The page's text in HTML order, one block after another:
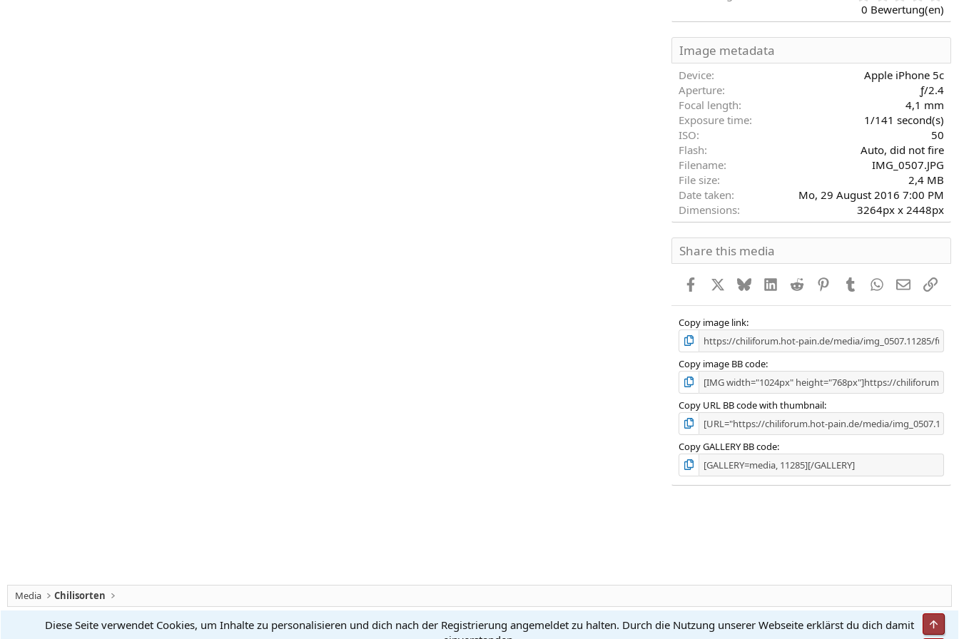
0
e
r
n
0 Bewertung(en)
Image metadata
Device
Apple iPhone 5c
Aperture
ƒ/2.4
Focal length
4,1 mm
Exposure time
1/141 second(s)
ISO
50
Flash
Auto, did not fire
Filename
IMG_0507.JPG
File size
2,4 MB
Date taken
Mo, 29 August 2016 7:00 PM
Dimensions
3264px x 2448px
Share this media
Facebook BlueskyLinkedInReddit PinterestTumblrWhatsApp
E-MailLink
Copy image link
Copy image BB code
Copy URL BB code with thumbnail
Copy GALLERY BB code
Media Chilisorten
Chiliforum Deutsch (Du) Kontakt Nutzungsbedingungen Datenschutz Hilfe und Impressum Start
Diese Seite verwendet Cookies, um Inhalte zu personalisieren und dich nach der Registrierung angemeldet zu halten. Durch die Nutzung unserer Webseite erklärst du dich damit